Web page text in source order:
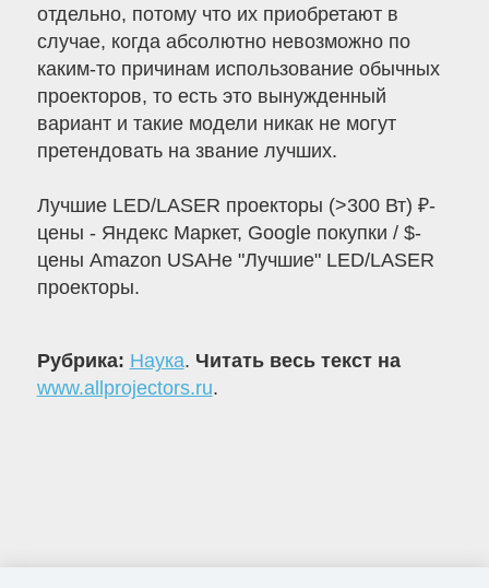
отдельно, потому что их приобретают в
случае, когда абсолютно невозможно по
каким-то причинам использование обычных
проекторов, то есть это вынужденный
вариант и такие модели никак не могут
претендовать на звание лучших.
Лучшие LED/LASER проекторы (>300 Вт) ₽-
цены - Яндекс Маркет, Google покупки / $-
цены Amazon USAНе "Лучшие" LED/LASER
проекторы.
Рубрика: Наука. Читать весь текст на
www.allprojectors.ru.